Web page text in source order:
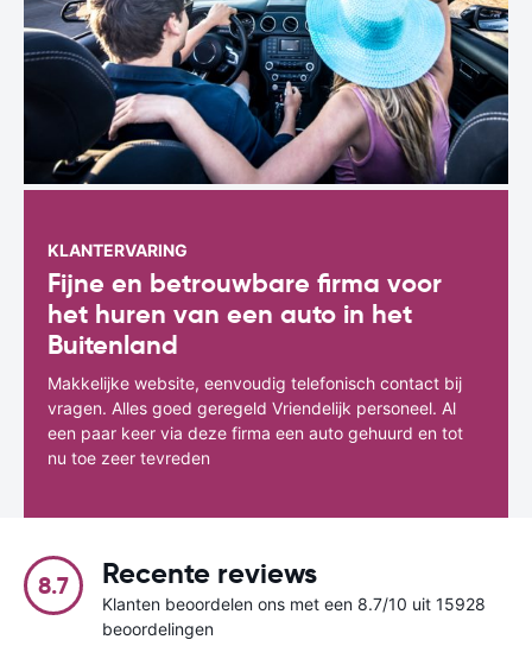
KLANTERVARING
Fijne en betrouwbare firma voor
het huren van een auto in het
Buitenland
Makkelijke website, eenvoudig telefonisch contact bij
vragen. Alles goed geregeld Vriendelijk personeel. Al
een paar keer via deze firma een auto gehuurd en tot
nu toe zeer tevreden
8.7 Recente reviews
Klanten beoordelen ons met een 8.7/10 uit 15928
beoordelingen